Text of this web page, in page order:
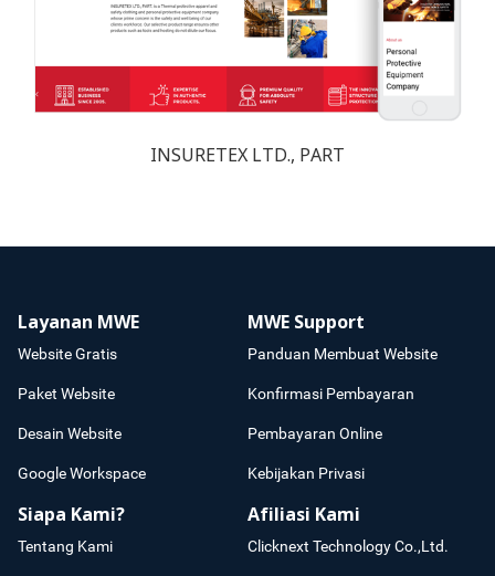
INSURETEX LTD., PART
Layanan MWE
Website Gratis
Paket Website
Desain Website
Google Workspace
MWE Support
Panduan Membuat Website
Konfirmasi Pembayaran
Pembayaran Online
Kebijakan Privasi
Siapa Kami?
Tentang Kami
Afiliasi Kami
Clicknext Technology Co.,Ltd.